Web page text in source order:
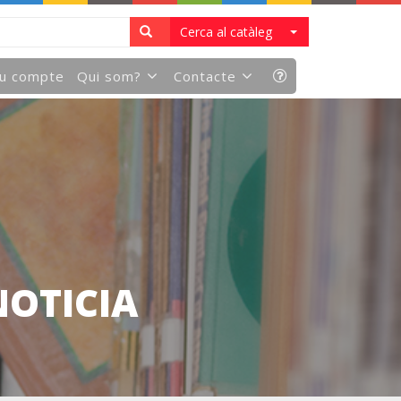
Cerca al catàleg
compte Qui som? Contacte